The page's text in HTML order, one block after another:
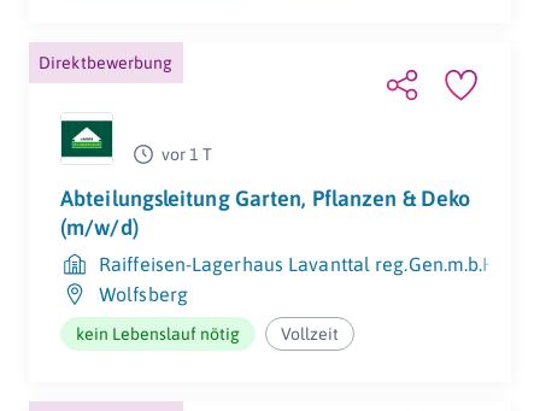
Arbeitskleidung
Direktbewerbung
vor 1 T
Abteilungsleitung Garten, Pflanzen & Deko
(m/w/d)
Raiffeisen-Lagerhaus Lavanttal reg.Gen.m.b.H.
Wolfsberg
kein Lebenslauf nötig Vollzeit